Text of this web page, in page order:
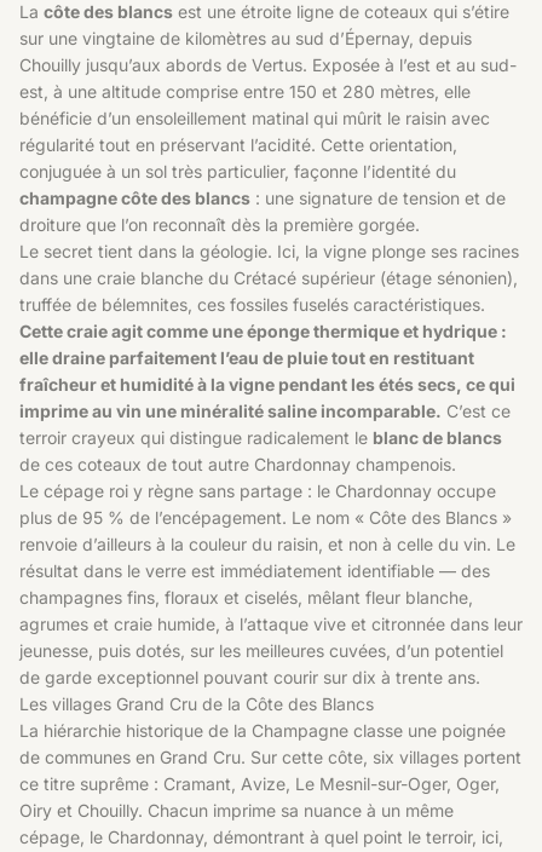
La côte des blancs est une étroite ligne de coteaux qui s’étire
sur une vingtaine de kilomètres au sud d’Épernay, depuis
Chouilly jusqu’aux abords de Vertus. Exposée à l’est et au sud-
est, à une altitude comprise entre 150 et 280 mètres, elle
bénéficie d’un ensoleillement matinal qui mûrit le raisin avec
régularité tout en préservant l’acidité. Cette orientation,
conjuguée à un sol très particulier, façonne l’identité du
champagne côte des blancs : une signature de tension et de
droiture que l’on reconnaît dès la première gorgée.
Le secret tient dans la géologie. Ici, la vigne plonge ses racines
dans une craie blanche du Crétacé supérieur (étage sénonien),
truffée de bélemnites, ces fossiles fuselés caractéristiques.
Cette craie agit comme une éponge thermique et hydrique :
elle draine parfaitement l’eau de pluie tout en restituant
fraîcheur et humidité à la vigne pendant les étés secs, ce qui
imprime au vin une minéralité saline incomparable. C’est ce
terroir crayeux qui distingue radicalement le blanc de blancs
de ces coteaux de tout autre Chardonnay champenois.
Le cépage roi y règne sans partage : le Chardonnay occupe
plus de 95 % de l’encépagement. Le nom « Côte des Blancs »
renvoie d’ailleurs à la couleur du raisin, et non à celle du vin. Le
résultat dans le verre est immédiatement identifiable — des
champagnes fins, floraux et ciselés, mêlant fleur blanche,
agrumes et craie humide, à l’attaque vive et citronnée dans leur
jeunesse, puis dotés, sur les meilleures cuvées, d’un potentiel
de garde exceptionnel pouvant courir sur dix à trente ans.
Les villages Grand Cru de la Côte des Blancs
La hiérarchie historique de la Champagne classe une poignée
de communes en Grand Cru. Sur cette côte, six villages portent
ce titre suprême : Cramant, Avize, Le Mesnil-sur-Oger, Oger,
Oiry et Chouilly. Chacun imprime sa nuance à un même
cépage, le Chardonnay, démontrant à quel point le terroir, ici,